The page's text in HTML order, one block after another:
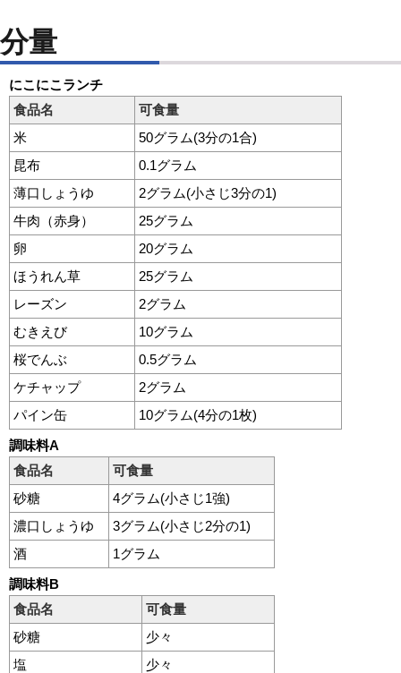
分量
にこにこランチ
食品名
可食量
米
50グラム(3分の1合)
昆布
0.1グラム
薄口しょうゆ
2グラム(小さじ3分の1)
牛肉（赤身）
25グラム
卵
20グラム
ほうれん草
25グラム
レーズン
2グラム
むきえび
10グラム
桜でんぶ
0.5グラム
ケチャップ
2グラム
パイン缶
10グラム(4分の1枚)
調味料A
食品名
可食量
砂糖
4グラム(小さじ1強)
濃口しょうゆ
3グラム(小さじ2分の1)
酒
1グラム
調味料B
食品名
可食量
砂糖
少々
塩
少々